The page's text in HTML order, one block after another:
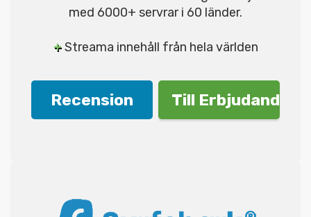
med 6000+ servrar i 60 länder.
+Streama innehåll från hela världen
Recension Till Erbjudande!